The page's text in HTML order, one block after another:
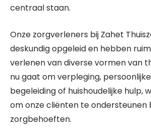
centraal staan.
Onze zorgverleners bij Zahet
deskundig opgeleid en hebben
verlenen van diverse vormen van
nu gaat om verpleging,
begeleiding of huishoudelijke hulp,
om onze cliënten te ondersteunen
zorgbehoeften.